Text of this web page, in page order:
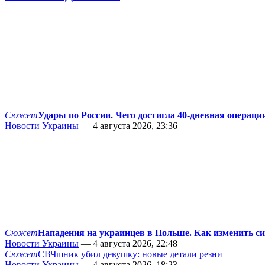
СюжетУдары по России. Чего достигла 40-дневная
Новости Украины — 4 августа 2026, 23:36
СюжетНападения на украинцев в Польше. Как изменить
Новости Украины — 4 августа 2026, 22:48
СюжетСВЧшник убил девушку: новые детали резни